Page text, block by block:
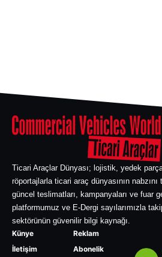
Ticari Araçlar Dünyası; lojistik, yedek
röportajlarla ticari araç dünyasının
güncel teslimatları, kampanyaları ve fuar
platformumuz ve E-Dergi sayılarımızla
sektörünün güvenilir bilgi kaynağı.
Künye
İletişim
Reklam
Abonelik